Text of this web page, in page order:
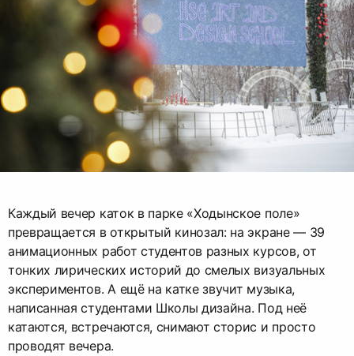
Каждый вечер каток в парке «Ходынское поле»
превращается в открытый кинозал: на экране — 39
анимационных работ студентов разных курсов, от
тонких лирических историй до смелых визуальных
экспериментов. А ещё на катке звучит музыка,
написанная студентами Школы дизайна. Под неё
катаются, встречаются, снимают сторис и просто
проводят вечера.